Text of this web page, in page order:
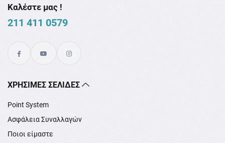
Καλέστε μας !
211 411 0579
XΡΉΣΙΜΕΣ ΣΕΛΊΔΕΣ
Point System
Ασφάλεια Συναλλαγών
Ποιοι είμαστε